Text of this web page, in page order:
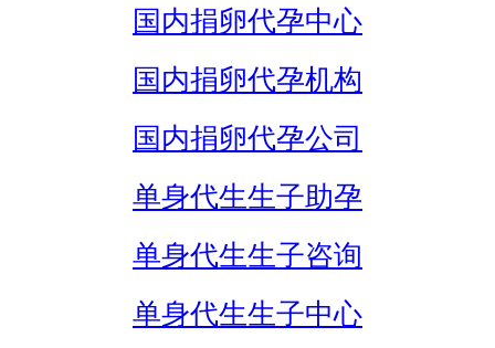
国内捐卵代孕中心
国内捐卵代孕机构
国内捐卵代孕公司
单身代生生子助孕
单身代生生子咨询
单身代生生子中心